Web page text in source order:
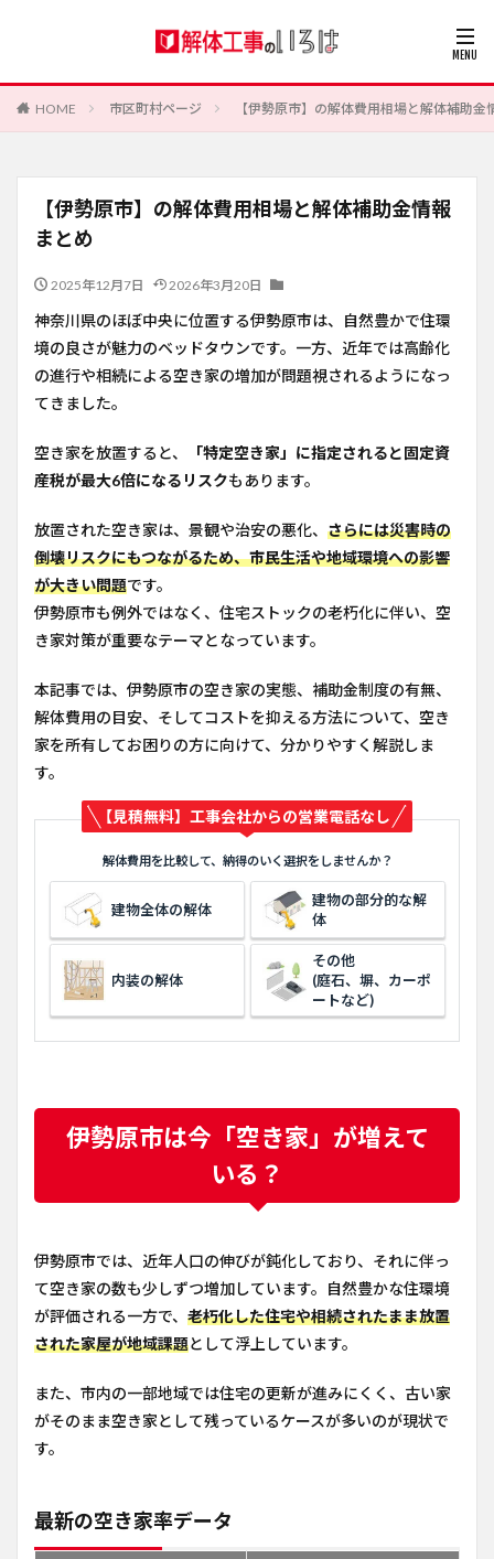
HOME 市区町村ページ 【伊勢原市】の解体費用相場と解体補助金
【伊勢原市】の解体費用相場と解体補助金情報
まとめ
2025年12月7日 2026年3月20日
神奈川県のほぼ中央に位置する伊勢原市は、自然豊かで住環
境の良さが魅力のベッドタウンです。一方、近年では高齢化
の進行や相続による空き家の増加が問題視されるようになっ
てきました。
空き家を放置すると、
「特定空き家」に指定されると固定資
産税が最大6倍になるリスクもあります。
放置された空き家は、景観や治安の悪化、 さらには災害時の
倒壊リスクにもつながるため、市民生活や地域環境への影響
が大きい問題です。
伊勢原市も例外ではなく、住宅ストックの老朽化に伴い、空
き家対策が重要なテーマとなっています。
本記事では、伊勢原市の空き家の実態、補助金制度の有無、
解体費用の目安、そしてコストを抑える方法について、空き
家を所有してお困りの方に向けて、分かりやすく解説しま
す。
【見積無料】工事会社からの営業電話なし
解体費用を比較して、納得のいく選択をしませんか？
建物全体の解体
建物の部分的な解
体
内装の解体
その他
(庭石、塀、カーポ
ートなど)
伊勢原市は今「空き家」が増えて
いる？
伊勢原市では、近年人口の伸びが鈍化しており、それに伴っ
て空き家の数も少しずつ増加しています。自然豊かな住環境
が評価される一方で、 老朽化した住宅や相続されたまま放置
された家屋が地域課題として浮上しています。
また、市内の一部地域では住宅の更新が進みにくく、古い家
がそのまま空き家として残っているケースが多いのが現状で
す。
最新の空き家率データ